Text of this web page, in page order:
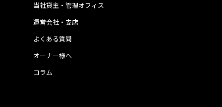
運営会社・支店
よくある質問
当社貸主・管理オフィス
オーナー様へ
コラム